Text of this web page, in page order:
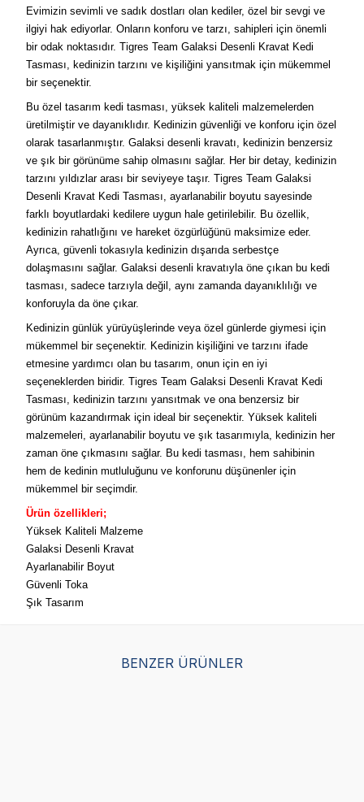
Evimizin sevimli ve sadık dostları olan kediler, özel bir sevgi ve
ilgiyi hak ediyorlar. Onların konforu ve tarzı, sahipleri için önemli
bir odak noktasıdır. Tigres Team Galaksi Desenli Kravat Kedi
Tasması, kedinizin tarzını ve kişiliğini yansıtmak için mükemmel
bir seçenektir.
Bu özel tasarım kedi tasması, yüksek kaliteli malzemelerden
üretilmiştir ve dayanıklıdır. Kedinizin güvenliği ve konforu için özel
olarak tasarlanmıştır. Galaksi desenli kravatı, kedinizin benzersiz
ve şık bir görünüme sahip olmasını sağlar. Her bir detay, kedinizin
tarzını yıldızlar arası bir seviyeye taşır. Tigres Team Galaksi
Desenli Kravat Kedi Tasması, ayarlanabilir boyutu sayesinde
farklı boyutlardaki kedilere uygun hale getirilebilir. Bu özellik,
kedinizin rahatlığını ve hareket özgürlüğünü maksimize eder.
Ayrıca, güvenli tokasıyla kedinizin dışarıda serbestçe
dolaşmasını sağlar. Galaksi desenli kravatıyla öne çıkan bu kedi
tasması, sadece tarzıyla değil, aynı zamanda dayanıklılığı ve
konforuyla da öne çıkar.
Kedinizin günlük yürüyüşlerinde veya özel günlerde giymesi için
mükemmel bir seçenektir. Kedinizin kişiliğini ve tarzını ifade
etmesine yardımcı olan bu tasarım, onun için en iyi
seçeneklerden biridir. Tigres Team Galaksi Desenli Kravat Kedi
Tasması, kedinizin tarzını yansıtmak ve ona benzersiz bir
görünüm kazandırmak için ideal bir seçenektir. Yüksek kaliteli
malzemeleri, ayarlanabilir boyutu ve şık tasarımıyla, kedinizin her
zaman öne çıkmasını sağlar. Bu kedi tasması, hem sahibinin
hem de kedinin mutluluğunu ve konforunu düşünenler için
mükemmel bir seçimdir.
Ürün özellikleri;
Yüksek Kaliteli Malzeme
Galaksi Desenli Kravat
Ayarlanabilir Boyut
Güvenli Toka
Şık Tasarım
BENZER ÜRÜNLER